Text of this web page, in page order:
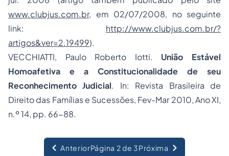
www.clubjus.com.br, em 02/07/2008, no seguinte
link: http://www.clubjus.com.br/?
artigos&ver=2.19499).
VECCHIATTI, Paulo Roberto Iotti. União Estável
Homoafetiva e a Constitucionalidade de seu
Reconhecimento Judicial. In: Revista Brasileira de
Direito das Famílias e Sucessões, Fev-Mar 2010, Ano XI,
n.º 14, pp. 66-88.
AnteriorPágina 2 de 3Próxima